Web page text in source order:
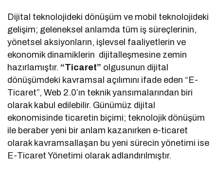
Dijital teknolojideki dönüşüm ve mobil teknolojideki
gelişim; geleneksel anlamda tüm iş süreçlerinin,
yönetsel aksiyonların, işlevsel faaliyetlerin ve
ekonomik dinamiklerin dijitalleşmesine zemin
hazırlamıştır. “Ticaret” olgusunun dijital
dönüşümdeki kavramsal açılımını ifade eden “E-
Ticaret”, Web 2.0’ın teknik yansımalarından biri
olarak kabul edilebilir. Günümüz dijital
ekonomisinde ticaretin biçimi; teknolojik dönüşüm
ile beraber yeni bir anlam kazanırken e-ticaret
olarak kavramsallaşan bu yeni sürecin yönetimi ise
E-Ticaret Yönetimi olarak adlandırılmıştır.